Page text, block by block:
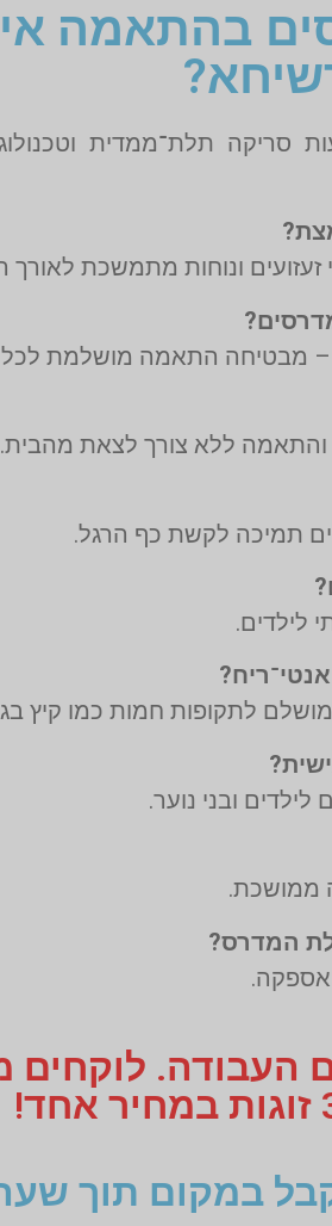
בהתאמה
ונוחות מתמשכת לאורך
והתאמה ללא צורך לצאת מהבית.
תמיכה לקשת כף הרגל.
לילדים.
לתקופות חמות כמו קיץ
ובני נוער.
ממושכת.
העבודה. לוקחים
במקום תוך